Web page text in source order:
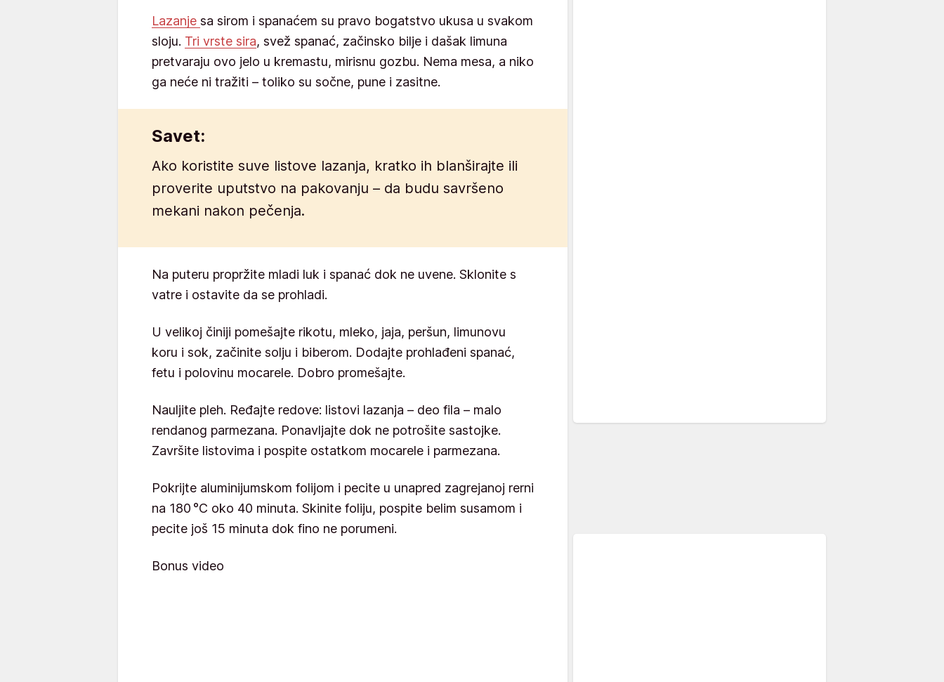
Lazanje sa sirom i spanaćem su pravo bogatstvo ukusa u svakom
sloju. Tri vrste sira, svež spanać, začinsko bilje i dašak limuna
pretvaraju ovo jelo u kremastu, mirisnu gozbu. Nema mesa, a niko
ga neće ni tražiti – toliko su sočne, pune i zasitne.
Savet:
Ako koristite suve listove lazanja, kratko ih blanširajte ili
proverite uputstvo na pakovanju – da budu savršeno
mekani nakon pečenja.
Na puteru propržite mladi luk i spanać dok ne uvene. Sklonite s
vatre i ostavite da se prohladi.
U velikoj činiji pomešajte rikotu, mleko, jaja, peršun, limunovu
koru i sok, začinite solju i biberom. Dodajte prohlađeni spanać,
fetu i polovinu mocarele. Dobro promešajte.
Nauljite pleh. Ređajte redove: listovi lazanja – deo fila – malo
rendanog parmezana. Ponavljajte dok ne potrošite sastojke.
Završite listovima i pospite ostatkom mocarele i parmezana.
Pokrijte aluminijumskom folijom i pecite u unapred zagrejanoj rerni
na 180 °C oko 40 minuta. Skinite foliju, pospite belim susamom i
pecite još 15 minuta dok fino ne porumeni.
Bonus video